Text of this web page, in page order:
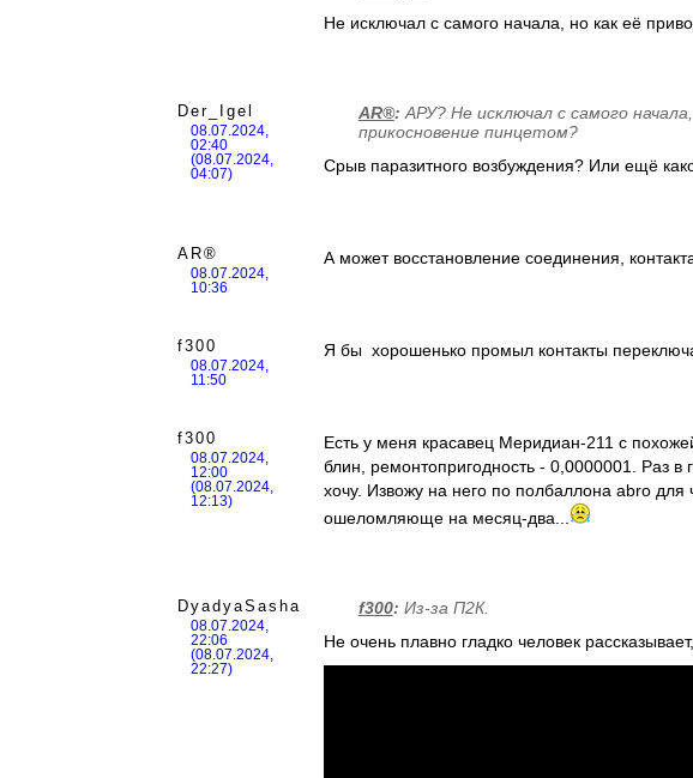
Не исключал с самого начала, но как её
Der_Igel
08.07.2024,
02:40
(08.07.2024,
04:07)
AR®: АРУ? Не исключал с самого
прикосновение пинцетом?
Срыв паразитного возбуждения? Или ещё
AR®
08.07.2024,
10:36
А может восстановление соединения,
f300
08.07.2024,
11:50
Я бы хорошенько промыл контакты
f300
08.07.2024,
12:00
(08.07.2024,
12:13)
Есть у меня красавец Меридиан-211 с
блин, ремонтопригодность - 0,0000001. Раз
хочу. Извожу на него по полбаллона abro для
ошеломляюще на месяц-два...
DyadyaSasha
08.07.2024,
22:06
(08.07.2024,
22:27)
f300: Из-за П2К.
Не очень плавно гладко человек